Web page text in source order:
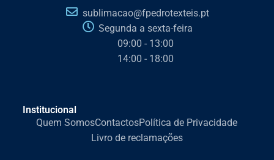
Institucional
Quem SomosContactosPolítica de Privacidade
Livro de reclamações
sublimacao@fpedrotexteis.pt
Segunda a sexta-feira
09:00 - 13:00
14:00 - 18:00